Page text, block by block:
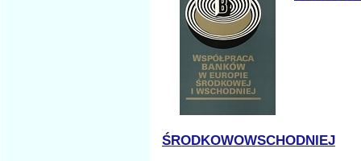
ŚRODKOWOWSCHODNIEJ